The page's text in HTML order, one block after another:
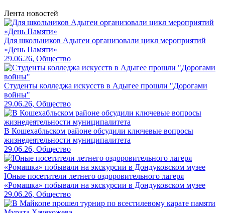
Лента новостей
Для школьников Адыгеи организовали цикл мероприятий
«День Памяти»
29.06.26, Общество
Студенты колледжа искусств в Адыгее прошли "Дорогами
войны"
29.06.26, Общество
В Кошехабльском районе обсудили ключевые вопросы
жизнедеятельности муниципалитета
29.06.26, Общество
Юные посетители летнего оздоровительного лагеря
«Ромашка» побывали на экскурсии в Дондуковском музее
29.06.26, Общество